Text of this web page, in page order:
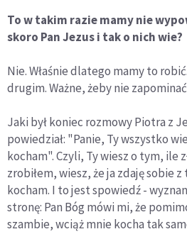
To w takim razie mamy nie
skoro Pan Jezus i tak o nich wie?
Nie. Właśnie dlatego mamy to
drugim. Ważne, żeby nie
Jaki był koniec rozmowy Piotra z
powiedział: "Panie, Ty wszystko
kocham". Czyli, Ty wiesz o tym, ile
zrobiłem, wiesz, że ja zdaję sobie z
kocham. I to jest spowiedź -
stronę: Pan Bóg mówi mi, że
szambie, wciąż mnie kocha tak